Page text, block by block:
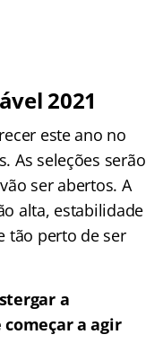
2021
este ano no
As seleções serão
ser abertos. A
alta, estabilidade
tão perto de ser
a
começar a agir